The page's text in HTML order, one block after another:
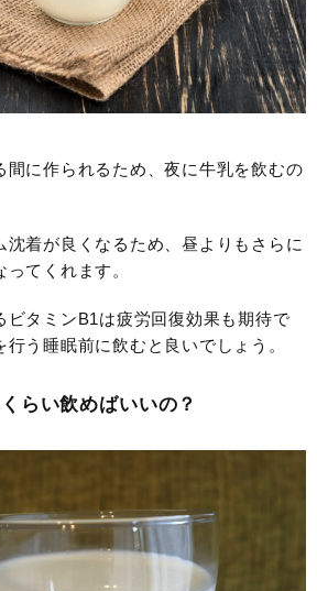
間に作られるため、夜に牛乳を飲むの
沈着が良くなるため、昼よりもさらに
てくれます。
ビタミンB1は疲労回復効果も期待で
う睡眠前に飲むと良いでしょう。
らい飲めばいいの？